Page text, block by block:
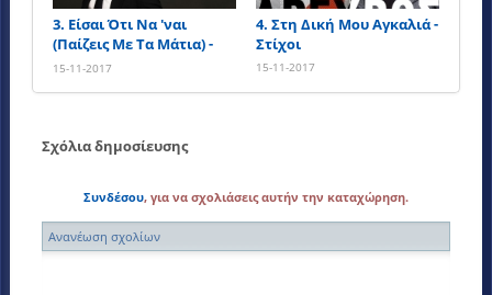
3. Είσαι Ότι Να 'ναι
(Παίζεις Με Τα Μάτια) -
Στίχοι
15-11-2017
4. Στη Δική Μου Αγκαλιά -
Στίχοι
15-11-2017
Σχόλια δημοσίευσης
Συνδέσου, για να σχολιάσεις αυτήν την καταχώρηση.
Ανανέωση σχολίων